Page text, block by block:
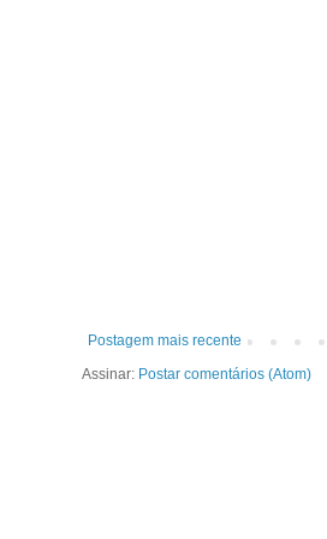
Postagem mais recente
Assinar: Postar comentários (Atom)